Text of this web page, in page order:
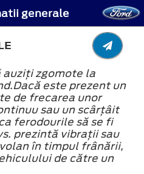
generale
auziţi zgomote la
este prezent un
de frecarea unor
sau un scârţâit
ferodourile să se fi
prezintă vibraţii sau
în timpul frânării,
de către un